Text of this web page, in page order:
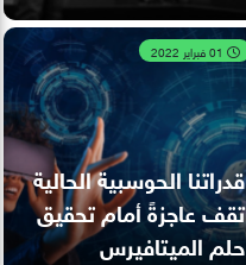
قدراتنا الحوسبية الحالية
تقف عاجزةً أمام تحقيق
حلم الميتافيرس